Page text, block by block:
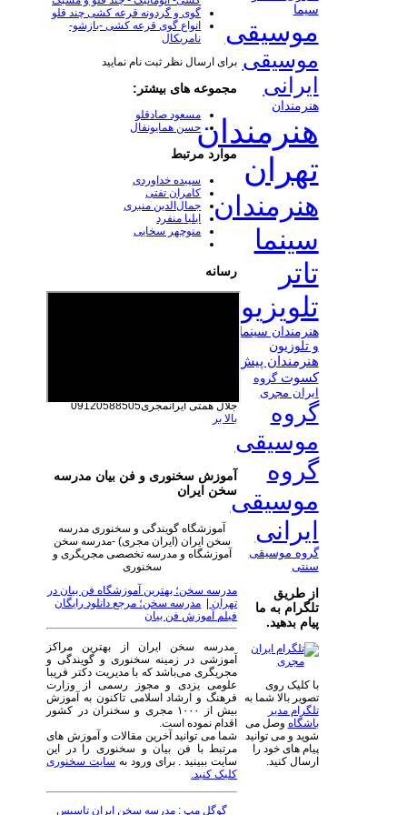
گوی و گردونه قرعه کشی چند قلو
انواع گوی قرعه کشی -بازشو-
نامریکال
برای ارسال نظر ثبت نام نمایید
مجموعه های بیشتر:
مسعود صادقلو
حسن همایونفال
موارد مرتبط
سپیده خداوردی
کامران تفتی
جمال‌الدین منبری
ایلیا منفرد
منوچهر سخایی
رسانه
جلال همتی ایرانمجری09120588505
بالا بر
آموزش سخنوری و فن بیان مدرسه
سخن ایران
آموزشگاه گویندگی و سخنوری مدرسه
سخن ایران (ایران مجری) -مدرسه سخن
آموزشگاه و مدرسه تخصصی مجریگری و
سخنوری
مدرسه سخن؛ بهترین آموزشگاه فن بیان در
تهران
مدرسه سخن؛ مرجع دانلود رایگان
فیلم آموزش فن بیان
مدرسه سخن ایران از بهترین مراکز
آموزشی در زمینه سخنوری و گویندگی و
مجریگری می‌باشد که با مدیریت دکتر فریبا
علومی یزدی و مجوز رسمی از وزارت
فرهنگ و ارشاد اسلامی تاکنون به آموزش
بیش از ۱۰۰۰ مجری و سخنران در کشور
اقدام نموده است.
شما می توانید آخرین مقالات و آموزش های
مرتبط با فن بیان و سخنوری را در این
سایت ببینید . برای ورود به سایت سخنوری
کلیک کنید.
گوگل مپ : مدرسه سخن ایران تاسیس
سیما
موسیقی
موسیقی
ایرانی
هنرمندان
هنرمندان
تهران
هنرمندان
سینما
تاتر
تلویزیون
هنرمندان سینما
و تلوزیون
هنرمندان پیش
کسوتگروه
ایران مجری
گروه
موسیقی
گروه
موسیقی
ایرانی
گروه موسیقی
سنتی
از طریق
تلگرام به ما
پیام بدهید.
با کلیک روی
تصویر بالا شما به
تلگرام مدیر
باشگاه وصل می
شوید و می توانید
پیام های خود را
ارسال کنید.